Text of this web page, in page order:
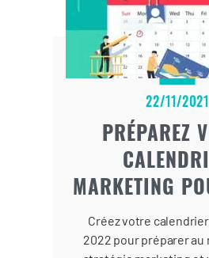
22/11/2021
PRÉPAREZ
MARKETING
Créez votre
2022 pour préparer au